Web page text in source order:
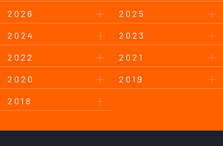
2026
2025
2024
2023
2022
2021
2020
2019
2018